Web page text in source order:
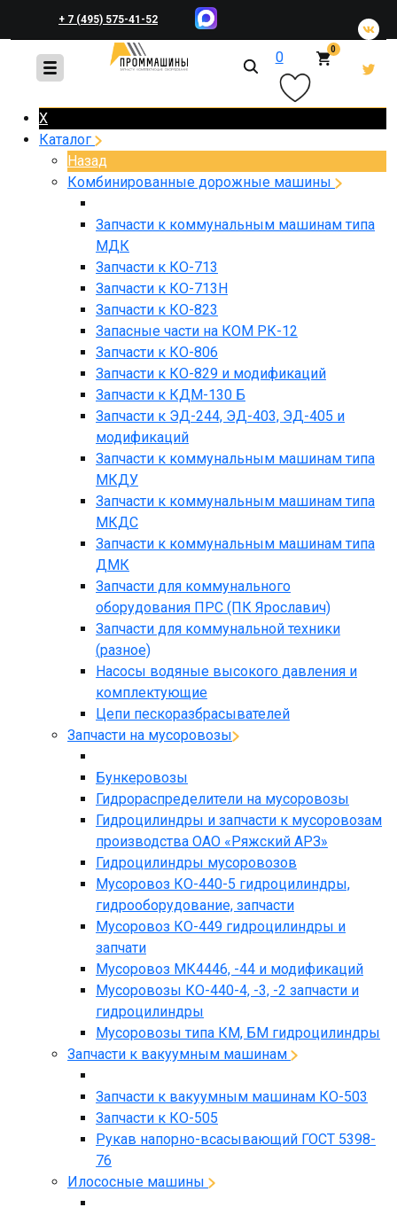
+ 7 (495) 575-41-52
+ 7 (495) 648-45-83 0 0
X
Каталог
Назад
Комбинированные дорожные машины
Запчасти к коммунальным машинам типа
МДК
Запчасти к КО-713
Запчасти к КО-713Н
Запчасти к КО-823
Запасные части на КОМ РК-12
Запчасти к КО-806
Запчасти к КО-829 и модификаций
Запчасти к КДМ-130 Б
Запчасти к ЭД-244, ЭД-403, ЭД-405 и
модификаций
Запчасти к коммунальным машинам типа
МКДУ
Запчасти к коммунальным машинам типа
МКДС
Запчасти к коммунальным машинам типа
ДМК
Запчасти для коммунального
оборудования ПРС (ПК Ярославич)
Запчасти для коммунальной техники
(разное)
Насосы водяные высокого давления и
комплектующие
Цепи пескоразбрасывателей
Запчасти на мусоровозы
Бункеровозы
Гидрораспределители на мусоровозы
Гидроцилиндры и запчасти к мусоровозам
производства ОАО «Ряжский АРЗ»
Гидроцилиндры мусоровозов
Мусоровоз КО-440-5 гидроцилиндры,
гидрооборудование, запчасти
Мусоровоз КО-449 гидроцилиндры и
запчати
Мусоровоз МК4446, -44 и модификаций
Мусоровозы КО-440-4, -3, -2 запчасти и
гидроцилиндры
Мусоровозы типа КМ, БМ гидроцилиндры
Запчасти к вакуумным машинам
Запчасти к вакуумным машинам КО-503
Запчасти к КО-505
Рукав напорно-всасывающий ГОСТ 5398-
76
Илососные машины